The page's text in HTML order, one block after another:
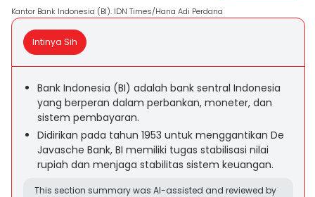
Kantor Bank Indonesia (BI). IDN Times/Hana Adi Perdana
Intinya Sih
Bank Indonesia (BI) adalah bank sentral Indonesia
yang berperan dalam perbankan, moneter, dan
sistem pembayaran.
Didirikan pada tahun 1953 untuk menggantikan De
Javasche Bank, BI memiliki tugas stabilisasi nilai
rupiah dan menjaga stabilitas sistem keuangan.
This section summary was AI-assisted and reviewed by